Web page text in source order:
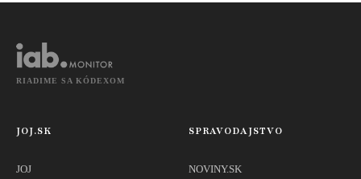
RIADIME SA KÓDEXOM
JOJ.SK
JOJ
SPRAVODAJSTVO
NOVINY.SK